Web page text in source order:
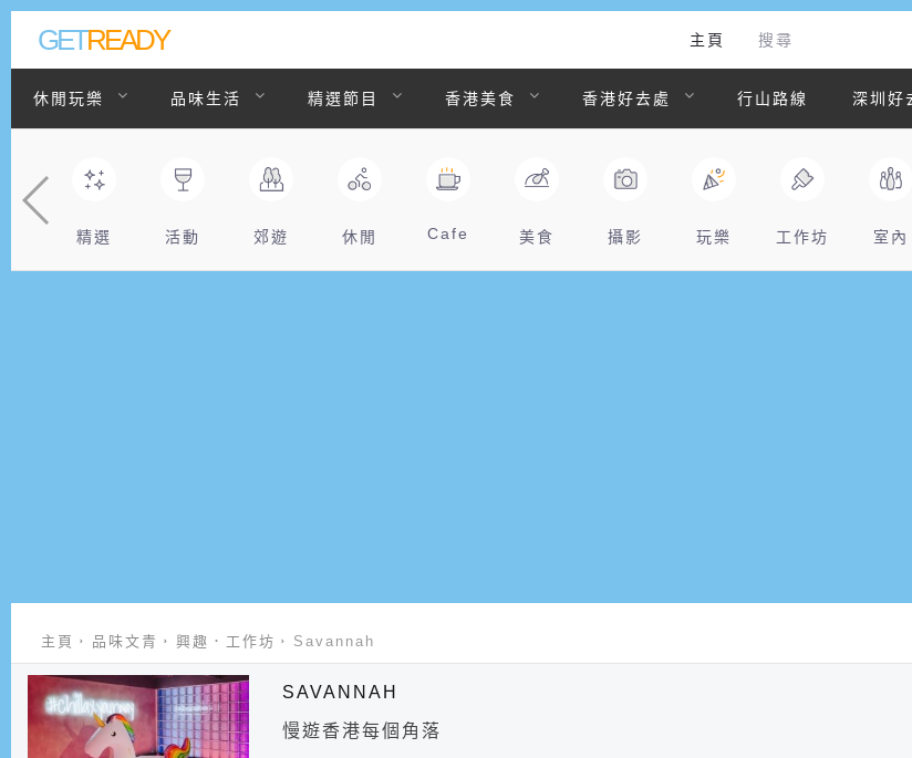
GETREADY 主頁 搜尋
休閒玩樂 品味生活 精選節目 香港美食 香港好去處 行山路線 深圳好
精選 活動 郊遊 休閒 Cafe 美食 攝影 玩樂 工作坊 室內
主頁 品味文青 興趣．工作坊 Savannah
SAVANNAH
慢遊香港每個角落